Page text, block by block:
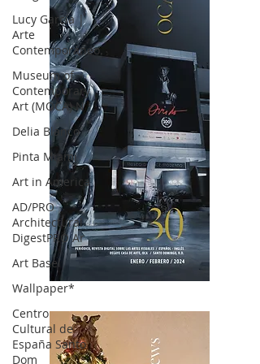
Lucy García |
Arte
Contemporáneo.
Museum of
Contemporary
Art (MOCA) N
Delia Blanco
Pinta Miami
Art in America
AD/PRO
Architectural
DigestPRO Ar
Art Basel
Wallpaper*
Centro
Cultural de
España Santo
Dom
OCA|News 30 /Enero-Febrero / 2024